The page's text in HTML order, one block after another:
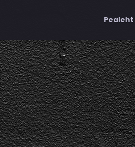
Pealeht